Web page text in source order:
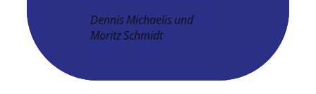
Dennis Michaelis und
Moritz Schmidt